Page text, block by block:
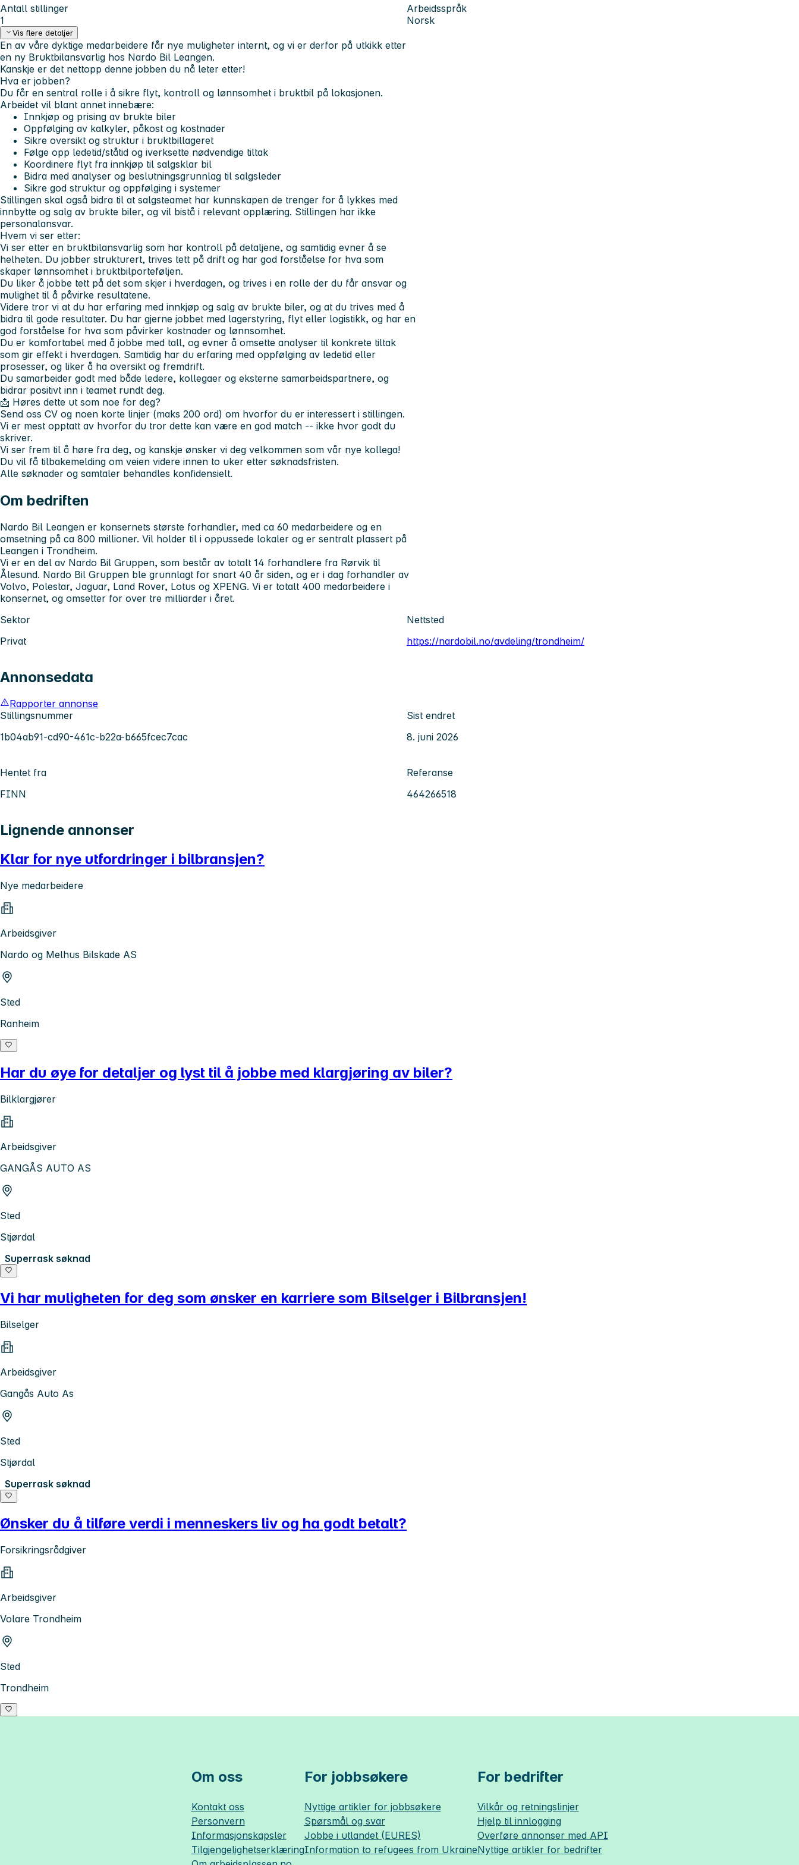
Antall stillinger
1
Arbeidsspråk
Norsk
Vis flere detaljer
En av våre dyktige medarbeidere får nye muligheter internt, og vi er derfor på utkikk etter
en ny Bruktbilansvarlig hos Nardo Bil Leangen.
Kanskje er det nettopp denne jobben du nå leter etter!
Hva er jobben?
Du får en sentral rolle i å sikre flyt, kontroll og lønnsomhet i bruktbil på lokasjonen.
Arbeidet vil blant annet innebære:
Innkjøp og prising av brukte biler
Oppfølging av kalkyler, påkost og kostnader
Sikre oversikt og struktur i bruktbillageret
Følge opp ledetid/ståtid og iverksette nødvendige tiltak
Koordinere flyt fra innkjøp til salgsklar bil
Bidra med analyser og beslutningsgrunnlag til salgsleder
Sikre god struktur og oppfølging i systemer
Stillingen skal også bidra til at salgsteamet har kunnskapen de trenger for å lykkes med
innbytte og salg av brukte biler, og vil bistå i relevant opplæring. Stillingen har ikke
personalansvar.
Hvem vi ser etter:
Vi ser etter en bruktbilansvarlig som har kontroll på detaljene, og samtidig evner å se
helheten. Du jobber strukturert, trives tett på drift og har god forståelse for hva som
skaper lønnsomhet i bruktbilporteføljen.
Du liker å jobbe tett på det som skjer i hverdagen, og trives i en rolle der du får ansvar og
mulighet til å påvirke resultatene.
Videre tror vi at du har erfaring med innkjøp og salg av brukte biler, og at du trives med å
bidra til gode resultater. Du har gjerne jobbet med lagerstyring, flyt eller logistikk, og har en
god forståelse for hva som påvirker kostnader og lønnsomhet.
Du er komfortabel med å jobbe med tall, og evner å omsette analyser til konkrete tiltak
som gir effekt i hverdagen. Samtidig har du erfaring med oppfølging av ledetid eller
prosesser, og liker å ha oversikt og fremdrift.
Du samarbeider godt med både ledere, kollegaer og eksterne samarbeidspartnere, og
bidrar positivt inn i teamet rundt deg.
📩 Høres dette ut som noe for deg?
Send oss CV og noen korte linjer (maks 200 ord) om hvorfor du er interessert i stillingen.
Vi er mest opptatt av hvorfor du tror dette kan være en god match -- ikke hvor godt du
skriver.
Vi ser frem til å høre fra deg, og kanskje ønsker vi deg velkommen som vår nye kollega!
Du vil få tilbakemelding om veien videre innen to uker etter søknadsfristen.
Alle søknader og samtaler behandles konfidensielt.
Om bedriften
Nardo Bil Leangen er konsernets største forhandler, med ca 60 medarbeidere og en
omsetning på ca 800 millioner. Vil holder til i oppussede lokaler og er sentralt plassert på
Leangen i Trondheim.
Vi er en del av Nardo Bil Gruppen, som består av totalt 14 forhandlere fra Rørvik til
Ålesund. Nardo Bil Gruppen ble grunnlagt for snart 40 år siden, og er i dag forhandler av
Volvo, Polestar, Jaguar, Land Rover, Lotus og XPENG. Vi er totalt 400 medarbeidere i
konsernet, og omsetter for over tre milliarder i året.
Sektor
Privat
Nettsted
https://nardobil.no/avdeling/trondheim/
Annonsedata
Rapporter annonse
Stillingsnummer
1b04ab91-cd90-461c-b22a-b665fcec7cac
Sist endret
8. juni 2026
Hentet fra
FINN
Referanse
464266518
Lignende annonser
Klar for nye utfordringer i bilbransjen?
Nye medarbeidere
Arbeidsgiver
Nardo og Melhus Bilskade AS
Sted
Ranheim
Har du øye for detaljer og lyst til å jobbe med klargjøring av biler?
Bilklargjører
Arbeidsgiver
GANGÅS AUTO AS
Sted
Stjørdal
Superrask søknad
Vi har muligheten for deg som ønsker en karriere som Bilselger i Bilbransjen!
Bilselger
Arbeidsgiver
Gangås Auto As
Sted
Stjørdal
Superrask søknad
Ønsker du å tilføre verdi i menneskers liv og ha godt betalt?
Forsikringsrådgiver
Arbeidsgiver
Volare Trondheim
Sted
Trondheim
Om oss
Kontakt oss
Personvern
Informasjonskapsler
Tilgjengelighetserklæring
For jobbsøkere
Nyttige artikler for jobbsøkere
Spørsmål og svar
Jobbe i utlandet (EURES)
Information to refugees from Ukraine
For bedrifter
Vilkår og retningslinjer
Hjelp til innlogging
Overføre annonser med API
Nyttige artikler for bedrifter